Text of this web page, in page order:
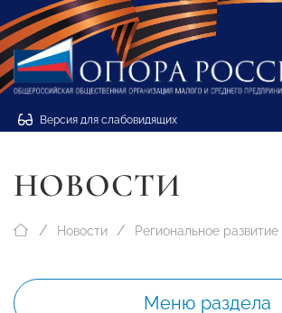
Версия для слабовидящих
НОВОСТИ
Новости Региональное развитие
Меню раздела